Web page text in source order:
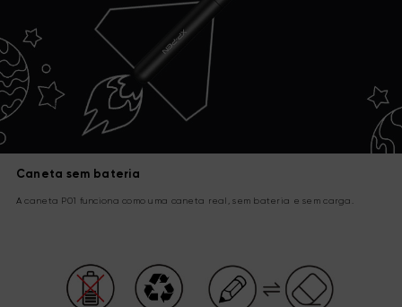
Caneta sem bateria
A caneta P01 funciona como uma caneta real, sem bateria e sem carga.